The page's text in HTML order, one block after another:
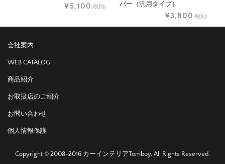
¥5,100(税別)
バー（汎用タイプ）
¥3,800(税別)
会社案内
WEB CATALOG
商品紹介
お取扱店のご紹介
お問い合わせ
個人情報保護
Copyright © 2008-2016 カーインテリアTomboy. All Rights Reserved.